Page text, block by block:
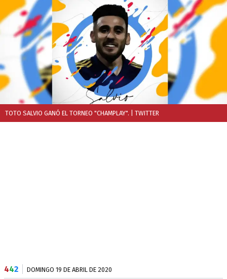
TOTO SALVIO GANÓ EL TORNEO "CHAMPLAY". | TWITTER
442 DOMINGO 19 DE ABRIL DE 2020